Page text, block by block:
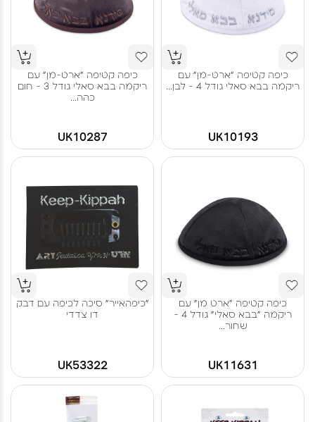
כיפה קטיפה "ארט-מן" עם
ריקמה בבא סאלי גודל 4 - לבן...
UK10193
כיפה קטיפה "ארט-מן" עם
ריקמה בבא סאלי גודל 3 - חום
כהה...
UK10287
כיפה קטיפה "ארט מן" עם
ריקמה "בבא סאלי" גודל 4 -
שחור...
UK11631
"כיפהאייר" סיכה לכיפה עם דבק
דו צדדי
UK53322